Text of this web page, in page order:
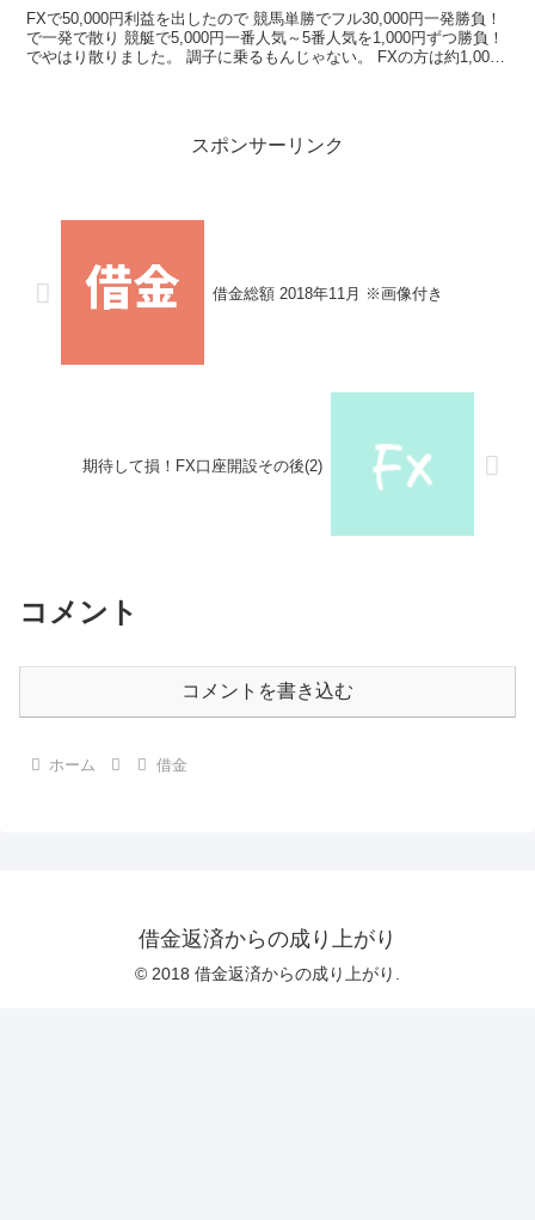
FXで50,000円利益を出したので 競馬単勝でフル30,000円一発勝負！
で一発で散り 競艇で5,000円一番人気～5番人気を1,000円ずつ勝負！
でやはり散りました。 調子に乗るもんじゃない。 FXの方は約1,000
スポンサーリンク
借金総額 2018年11月 ※画像付き
期待して損！FX口座開設その後(2)
コメント
コメントを書き込む
ホーム 借金
借金返済からの成り上がり
© 2018 借金返済からの成り上がり.